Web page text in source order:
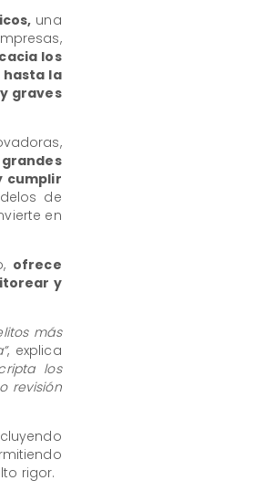
una
los
hasta la
graves
cumplir
de
en
ofrece
y
más
, explica
los
revisión
rigor.